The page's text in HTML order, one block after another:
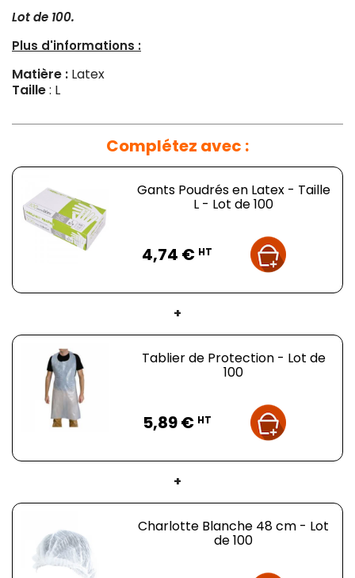
Lot de 100.
Plus d'informations :
Matière : Latex
Taille: L
Complétez avec :
Gants Poudrés en Latex - Taille
L - Lot de 100
4,74 € HT
+
Tablier de Protection - Lot de
100
5,89 € HT
+
Charlotte Blanche 48 cm - Lot
de 100